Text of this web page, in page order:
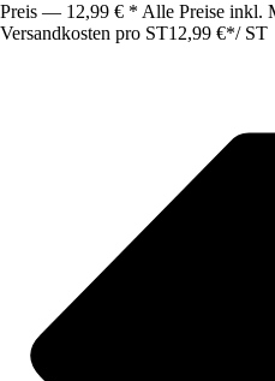
Preis — 12,99 € * Alle Preise inkl.
Versandkosten pro ST12,99 €*/ ST